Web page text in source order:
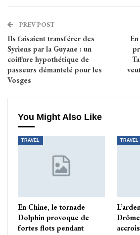
PREV POST
Ils faisaient transférer des
Syriens par la Guyane : un
coiffure hypothétique de
passeurs démantelé pour les
Vosges
You Might Also Like
TRAVEL
En Chine, le tornade
Dolphin provoque de
fortes flots pendant
TRAVEL